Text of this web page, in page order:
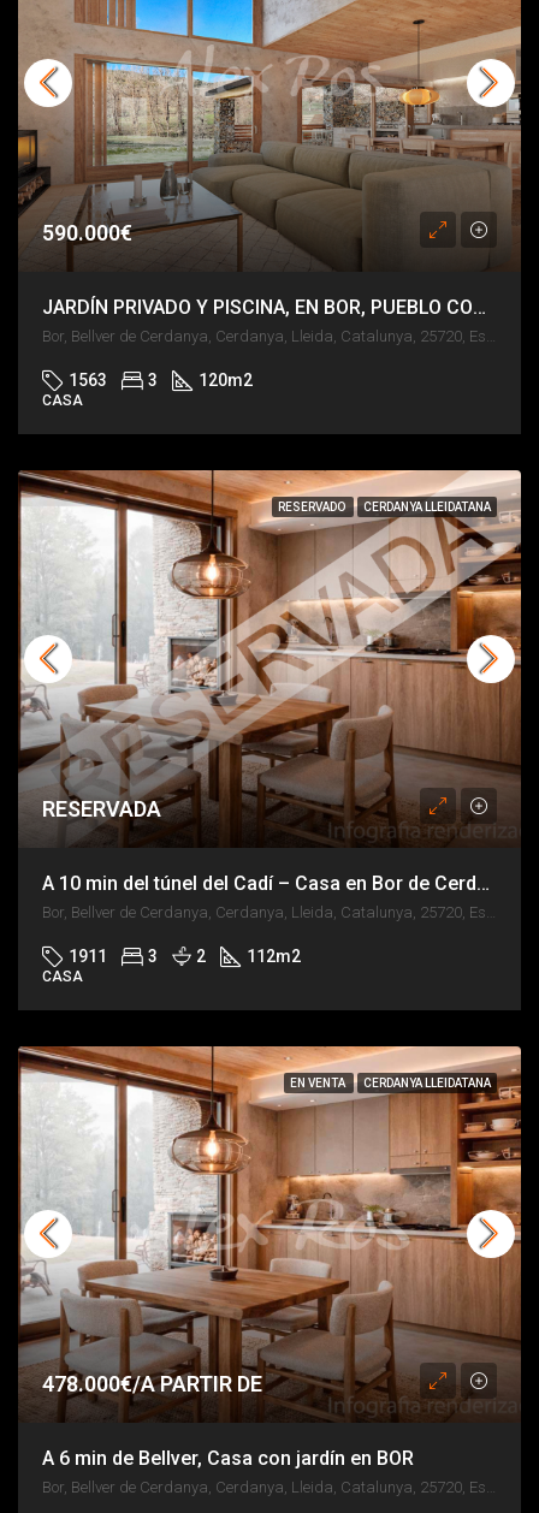
590.000€
JARDÍN PRIVADO Y PISCINA, EN BOR, PUEBLO CON SERVICIOS A LA SALIDA DEL TÚNEL
Bor, Bellver de Cerdanya, Cerdanya, Lleida, Catalunya, 25720, España
1563 3 120m2
CASA
RESERVADO CERDANYA LLEIDATANA
RESERVADA
A 10 min del túnel del Cadí – Casa en Bor de Cerdanya
1911 3 2 112m2
CASA
EN VENTA CERDANYA LLEIDATANA
478.000€/A PARTIR DE
A 6 min de Bellver, Casa con jardín en BOR
Bor, Bellver de Cerdanya, Cerdanya, Lleida, Catalunya, 25720, España